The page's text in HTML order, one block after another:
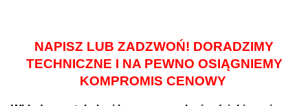
NAPISZ LUB ZADZWOŃ! DORADZIMY
TECHNICZNE I NA PEWNO OSIĄGNIEMY
KOMPROMIS CENOWY